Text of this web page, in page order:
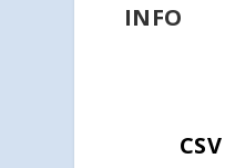
INFO